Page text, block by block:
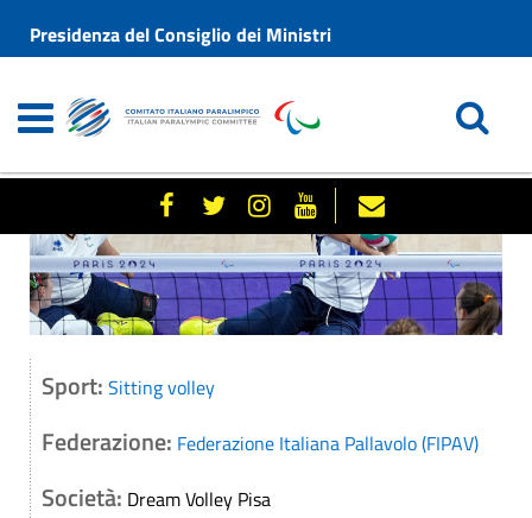
Presidenza del Consiglio dei Ministri
Sport: Sitting volley
Federazione: Federazione Italiana Pallavolo (FIPAV)
Società: Dream Volley Pisa